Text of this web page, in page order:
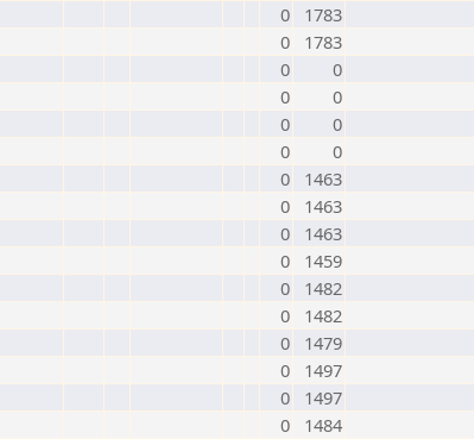
0
1783
0
1783
0
0
0
0
0
0
0
0
0
1463
0
1463
0
1463
0
1459
0
1482
0
1482
0
1479
0
1497
0
1497
0
1484